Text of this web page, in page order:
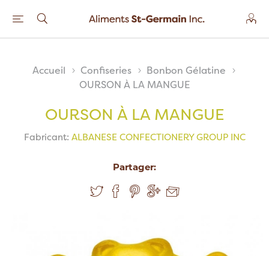
Accueil Confiseries
Bonbon Gélatine
OURSON À LA MANGUE
OURSON À LA MANGUE
Fabricant: ALBANESE CONFECTIONERY GROUP INC
Partager: